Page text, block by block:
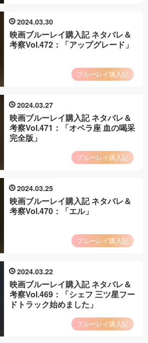
2024 03 30
映画ブルーレイ購入記 ネタバレ＆
考察Vol.472：「アップグレード」
ブルーレイ購入記
2024 03 27
映画ブルーレイ購入記 ネタバレ＆
考察Vol.471：「オペラ座 血の喝采
完全版」
ブルーレイ購入記
2024 03 25
映画ブルーレイ購入記 ネタバレ＆
考察Vol.470：「エル」
ブルーレイ購入記
2024 03 22
映画ブルーレイ購入記 ネタバレ＆
考察Vol.469：「シェフ 三ツ星フー
ドトラック始めました」
ブルーレイ購入記